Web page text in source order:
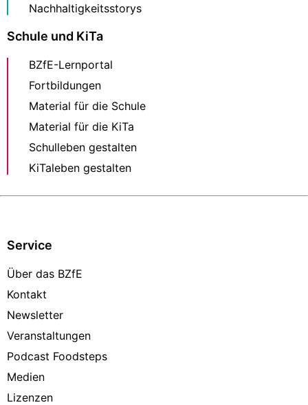
Nachhaltigkeitsstorys
Schule und KiTa
BZfE-Lernportal
Fortbildungen
Material für die Schule
Material für die KiTa
Schulleben gestalten
KiTaleben gestalten
Service
Über das BZfE
Kontakt
Newsletter
Veranstaltungen
Podcast Foodsteps
Medien
Lizenzen